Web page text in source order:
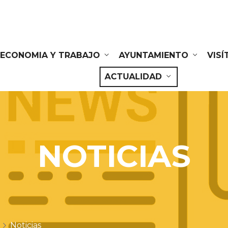
ECONOMIA Y TRABAJO AYUNTAMIENTO
ACTUALIDAD
NOTICIAS
Noticias